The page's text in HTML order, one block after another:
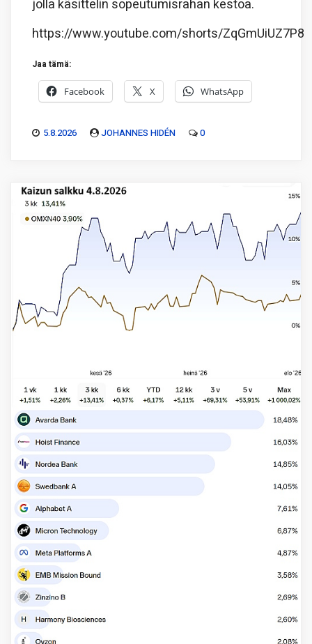
jolla käsittelin sopeutumisrahan kestoa.
https://www.youtube.com/shorts/ZqGmUiUZ7P8
Jaa tämä:
Facebook X WhatsApp
5.8.2026 JOHANNES HIDÉN 0